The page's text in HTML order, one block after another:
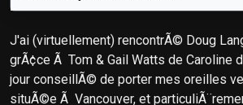
J'ai (virtuellement) rencontrÃ© Doug
grÃ¢ce Ã Tom & Gail Watts de Caroline
jour conseillÃ© de porter mes oreilles
situÃ©e Ã Vancouver, et